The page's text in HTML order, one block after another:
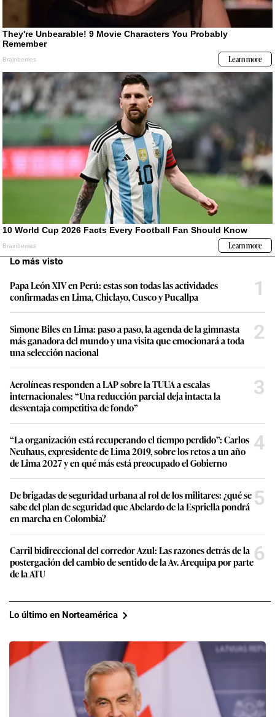
Lo más visto
Papa León XIV en Perú: estas son todas las actividades
confirmadas en Lima, Chiclayo, Cusco y Pucallpa
1
Simone Biles en Lima: paso a paso, la agenda de la gimnasta
más ganadora del mundo y una visita que emocionará a toda
una selección nacional
2
Aerolíneas responden a LAP sobre la TUUA a escalas
internacionales: “Una reducción parcial deja intacta la
desventaja competitiva de fondo”
3
“La organización está recuperando el tiempo perdido”: Carlos
Neuhaus, expresidente de Lima 2019, sobre los retos a un año
de Lima 2027 y en qué más está preocupado el Gobierno
4
De brigadas de seguridad urbana al rol de los militares: ¿qué se
sabe del plan de seguridad que Abelardo de la Espriella pondrá
en marcha en Colombia?
5
Carril bidireccional del corredor Azul: Las razones detrás de la
postergación del cambio de sentido de la Av. Arequipa por parte
de la ATU
6
Lo último en Norteamérica